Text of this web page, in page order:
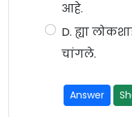
आहे.
D. ह्या
चांगले.
Answer